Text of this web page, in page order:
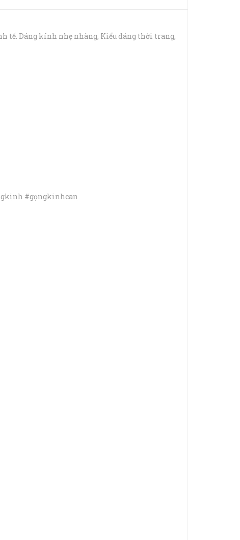
tế. Dáng kính nhẹ nhàng, Kiểu dáng thời trang,
#gọngkinhcan